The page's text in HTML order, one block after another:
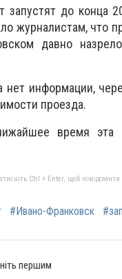
до конца
журналистам,
давно
информации,
проезда.
время эта
Ctrl + Enter, щоб
#Ивано-Франковск
першим